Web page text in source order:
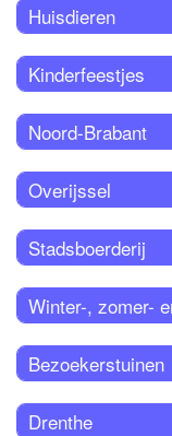
Huisdieren
Kinderfeestjes
Noord-Brabant
Overijssel
Stadsboerderij
Winter-, zomer-
Bezoekerstuinen
Drenthe